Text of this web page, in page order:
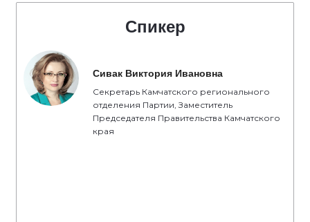
Спикер
Сивак Виктория Ивановна
Секретарь Камчатского регионального
отделения Партии, Заместитель
Председателя Правительства Камчатского
края